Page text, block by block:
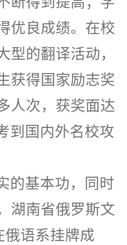
优良成绩。在校
的翻译活动，
获得国家励志奖
人次，获奖面达
到国内外名校攻
的基本功，同时
湖南省俄罗斯文
俄语系挂牌成